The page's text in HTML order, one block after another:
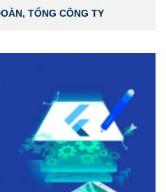
TỔNG CÔNG TY